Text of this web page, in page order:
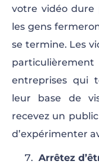
votre vidéo dure
les gens
se termine. Les
entreprises qui
leur base de
recevez un
d’expérimenter
Arrêtez